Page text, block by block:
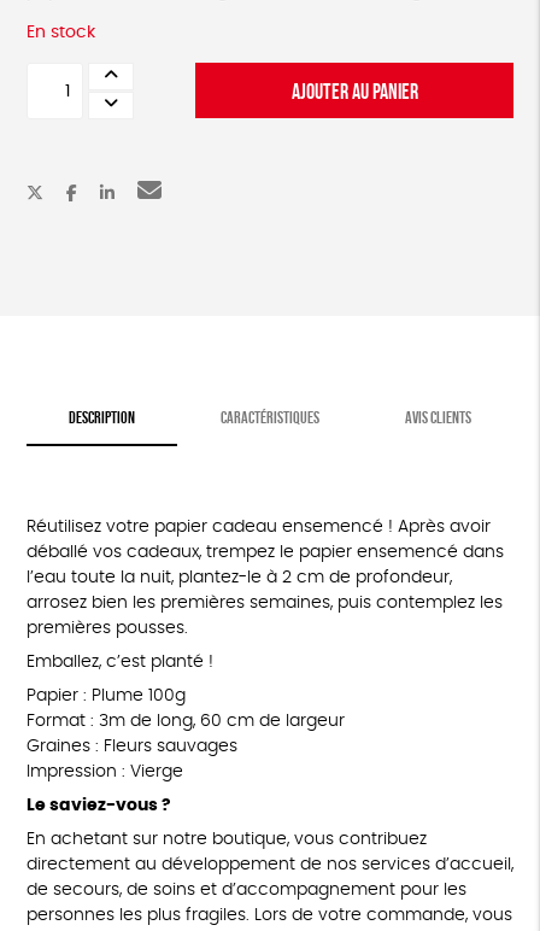
En stock
ensemencé
AJOUTER AU PANIER
DESCRIPTION CARACTÉRISTIQUES AVIS CLIENTS
Réutilisez votre papier cadeau ensemencé ! Après avoir
déballé vos cadeaux, trempez le papier ensemencé dans
l’eau toute la nuit, plantez-le à 2 cm de profondeur,
arrosez bien les premières semaines, puis contemplez les
premières pousses.
Emballez, c’est planté !
Papier : Plume 100g
Format : 3m de long, 60 cm de largeur
Graines : Fleurs sauvages
Impression : Vierge
Le saviez-vous ?
En achetant sur notre boutique, vous contribuez
directement au développement de nos services d’accueil,
de secours, de soins et d’accompagnement pour les
personnes les plus fragiles. Lors de votre commande, vous